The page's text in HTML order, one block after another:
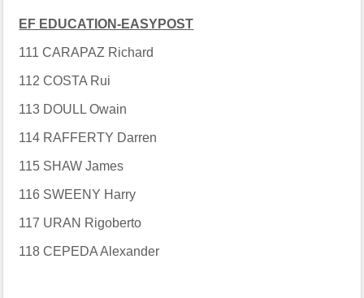
EF EDUCATION-EASYPOST
111 CARAPAZ Richard
112 COSTA Rui
113 DOULL Owain
114 RAFFERTY Darren
115 SHAW James
116 SWEENY Harry
117 URAN Rigoberto
118 CEPEDA Alexander